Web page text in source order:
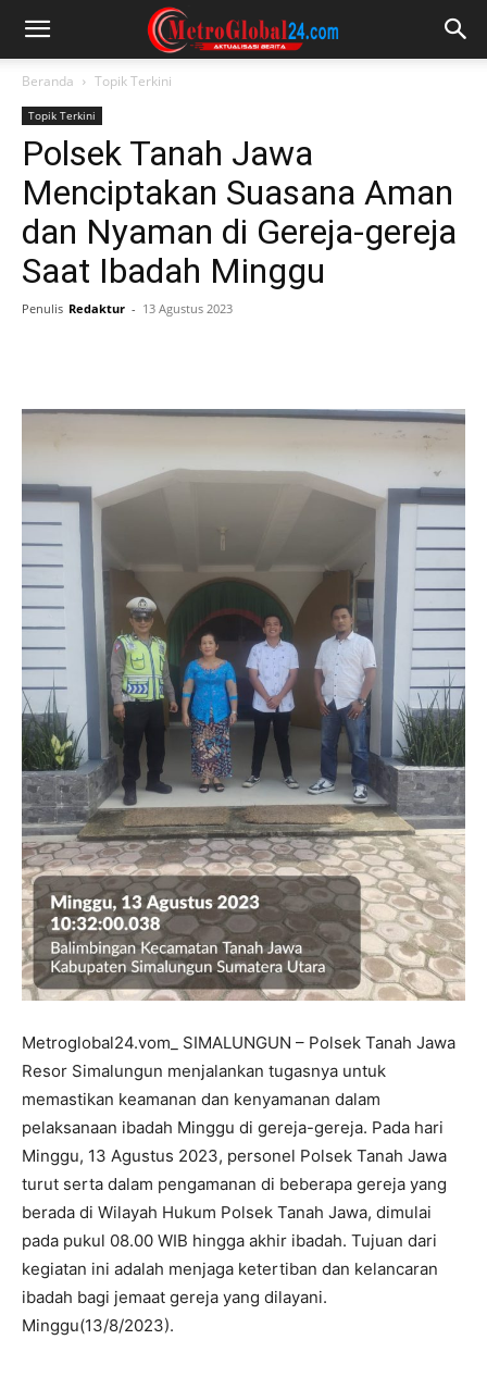
Beranda Topik Terkini
Topik Terkini
Polsek Tanah Jawa
Menciptakan Suasana Aman
dan Nyaman di Gereja-gereja
Saat Ibadah Minggu
Penulis Redaktur - 13 Agustus 2023
Metroglobal24.vom_ SIMALUNGUN – Polsek Tanah Jawa
Resor Simalungun menjalankan tugasnya untuk
memastikan keamanan dan kenyamanan dalam
pelaksanaan ibadah Minggu di gereja-gereja. Pada hari
Minggu, 13 Agustus 2023, personel Polsek Tanah Jawa
turut serta dalam pengamanan di beberapa gereja yang
berada di Wilayah Hukum Polsek Tanah Jawa, dimulai
pada pukul 08.00 WIB hingga akhir ibadah. Tujuan dari
kegiatan ini adalah menjaga ketertiban dan kelancaran
ibadah bagi jemaat gereja yang dilayani.
Minggu(13/8/2023).